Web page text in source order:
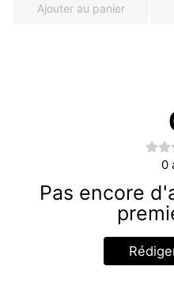
Ajouter au panier
0
Pas encore